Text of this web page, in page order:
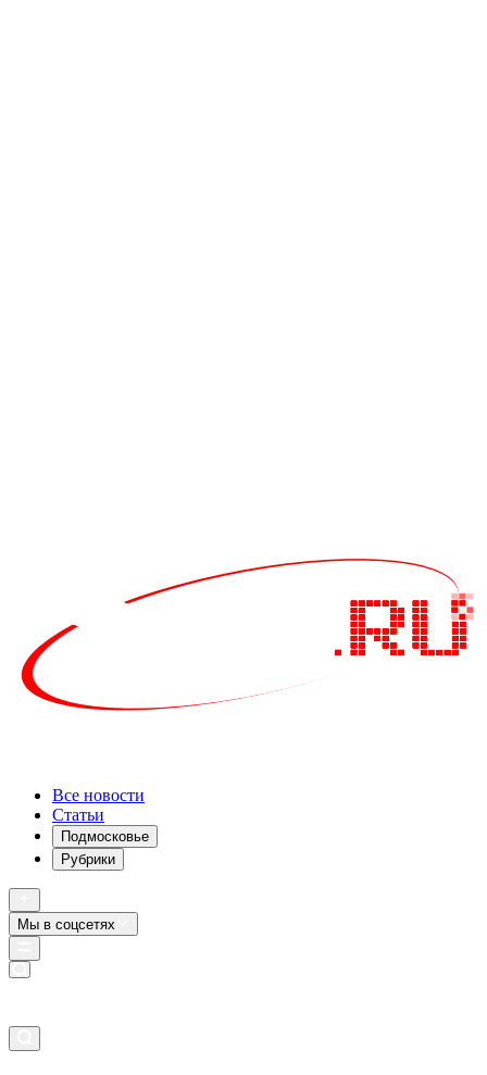
Все новости
Статьи
Подмосковье
Рубрики
Мы в соцсетях